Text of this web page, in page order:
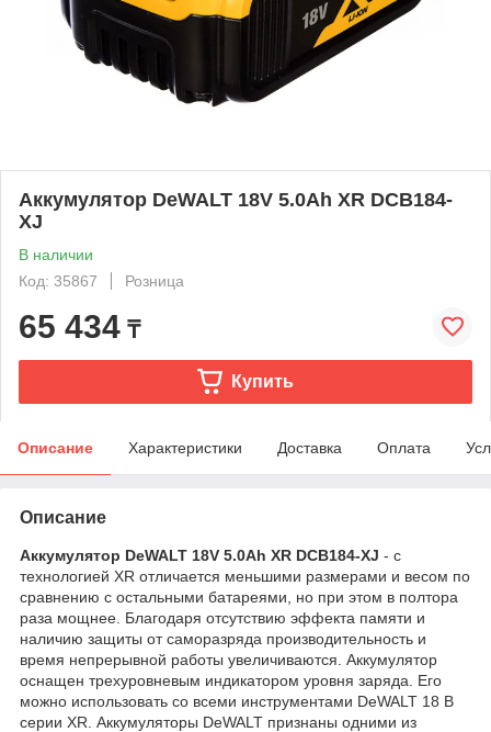
Аккумулятор DeWALT 18V 5.0Ah XR DCB184-
XJ
В наличии
Код: 35867
Розница
65 434 ₸
Купить
Описание Характеристики Доставка Оплата
Описание
Аккумулятор DeWALT 18V 5.0Ah XR DCB184-XJ - с
технологией XR отличается меньшими размерами и весом по
сравнению с остальными батареями, но при этом в полтора
раза мощнее. Благодаря отсутствию эффекта памяти и
наличию защиты от саморазряда производительность и
время непрерывной работы увеличиваются. Аккумулятор
оснащен трехуровневым индикатором уровня заряда. Его
можно использовать со всеми инструментами DeWALT 18 В
серии XR. Аккумуляторы DeWALT признаны одними из